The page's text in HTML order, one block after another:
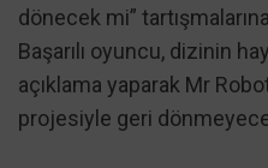
dönecek mi”
Başarılı oyuncu, dizinin
açıklama yaparak Mr
projesiyle geri